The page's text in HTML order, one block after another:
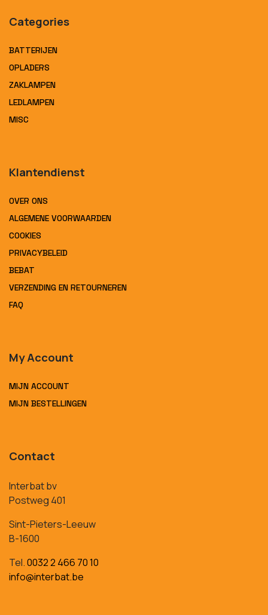
Categories
BATTERIJEN
OPLADERS
ZAKLAMPEN
LEDLAMPEN
MISC
Klantendienst
OVER ONS
ALGEMENE VOORWAARDEN
COOKIES
PRIVACYBELEID
BEBAT
VERZENDING EN RETOURNEREN
FAQ
My Account
MIJN ACCOUNT
MIJN BESTELLINGEN
Contact
Interbat bv
Postweg 401
Sint-Pieters-Leeuw
B-1600
Tel.0032 2 466 70 10
info@interbat.be